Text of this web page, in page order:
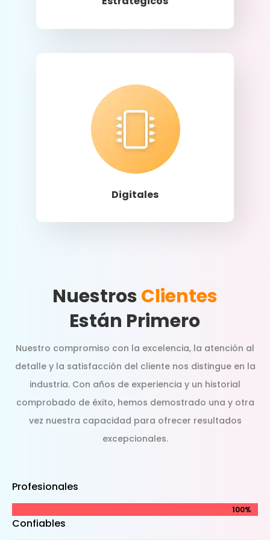
Digitales
Llamar
NuestrosClientes
Están Primero
Nuestro compromiso con la excelencia, la atención al
detalle y la satisfacción del cliente nos distingue en la
industria. Con años de experiencia y un historial
comprobado de éxito, hemos demostrado una y otra
vez nuestra capacidad para ofrecer resultados
excepcionales.
Profesionales
100%
100%
Confiables